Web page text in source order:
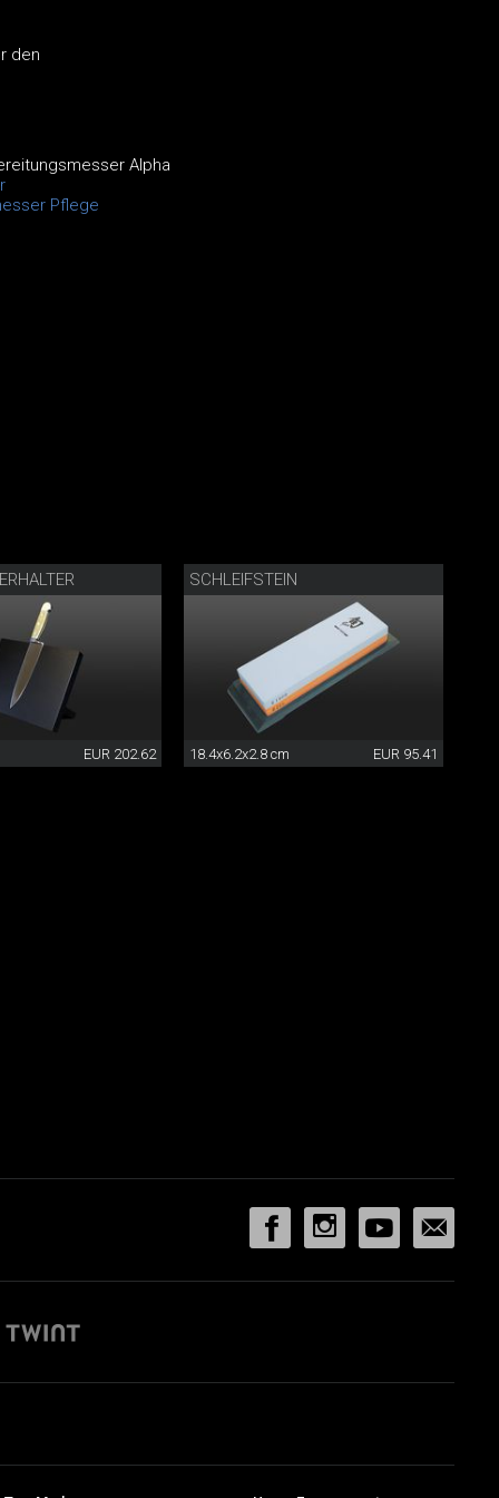
den
Alpha
Pflege
EUR 202.62
SCHLEIFSTEIN
18.4x6.2x2.8 cm EUR 95.41